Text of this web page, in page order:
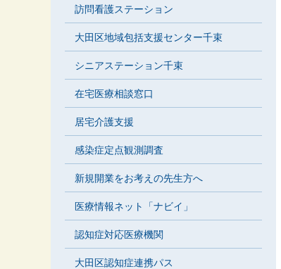
訪問看護ステーション
大田区地域包括支援センター千束
シニアステーション千束
在宅医療相談窓口
居宅介護支援
感染症定点観測調査
新規開業をお考えの先生方へ
医療情報ネット「ナビイ」
認知症対応医療機関
大田区認知症連携パス